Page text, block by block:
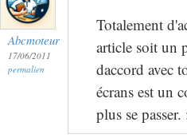
Abcmoteur
17/06/2011
permalien
Totalement
article soit un
daccord avec
écrans est un
plus se passer.